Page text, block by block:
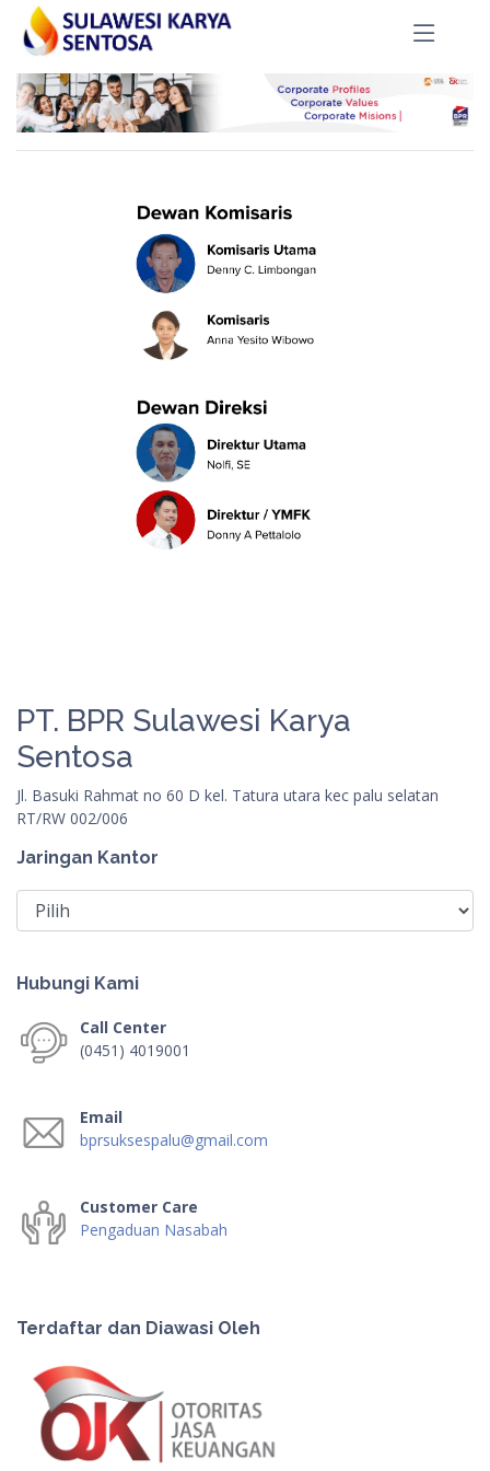
PT. BPR Sulawesi Karya
Sentosa
Jl. Basuki Rahmat no 60 D kel. Tatura utara kec palu selatan
RT/RW 002/006
Jaringan Kantor
Hubungi Kami
Call Center
(0451) 4019001
Email
bprsuksespalu@gmail.com
Customer Care
Pengaduan Nasabah
Terdaftar dan Diawasi Oleh